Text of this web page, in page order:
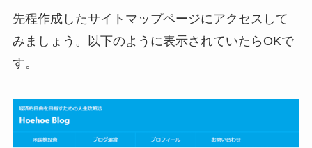
先程作成したサイトマップページにアクセスして
みましょう。以下のように表示されていたらOKで
す。